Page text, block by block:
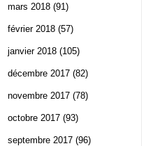
mars 2018 (91)
février 2018 (57)
janvier 2018 (105)
décembre 2017 (82)
novembre 2017 (78)
octobre 2017 (93)
septembre 2017 (96)